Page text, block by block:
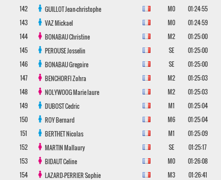
142
GUILLOTJean-christophe M0
01:24:55
143
VAZMickael M0
01:24:59
144
BONABAUChristine M2
01:25:00
145
PEROUSEJosselin SE
01:25:00
146
BONABAUGregoire SE
01:25:00
147
BENCHORFIZohra M2
01:25:03
148
NOLYWOOGMarie laure M2
01:25:03
149
DUBOSTCedric M1
01:25:04
150
ROYBernard M6
01:25:04
151
BERTHETNicolas M1
01:25:09
152
MARTINMallaury SE
01:25:17
153
BIDAUTCeline M0
01:26:08
154
LAZARD-PERRIERSophie M3 01:26:41